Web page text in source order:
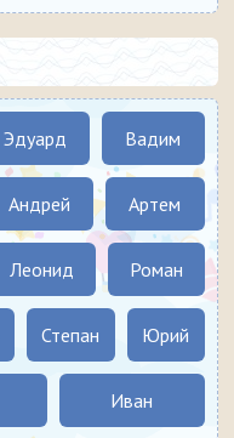
Эдуард Вадим
Андрей Артем
Леонид Роман
Степан Юрий
Иван